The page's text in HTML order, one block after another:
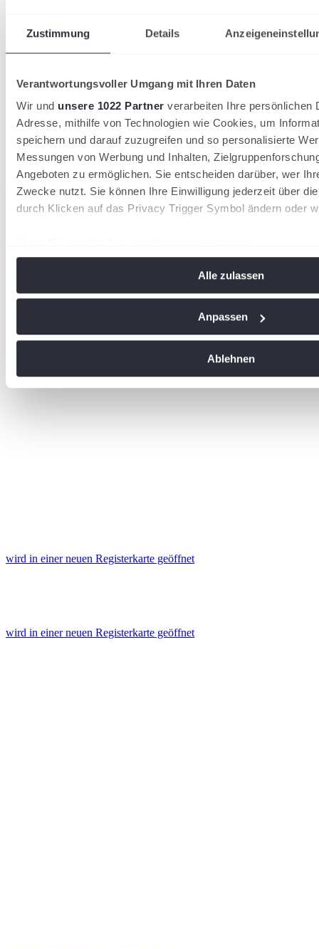
Zustimmung Details
Verantwortungsvoller Umgang mit Ihren Daten
Wir und unsere 1022 Partner verarbeiten Ihre persönlichen
Adresse, mithilfe von Technologien wie Cookies, um
speichern und darauf zuzugreifen und so personalisierte
Messungen von Werbung und Inhalten,
Angeboten zu ermöglichen. Sie entscheiden darüber, wer
Zwecke nutzt. Sie können Ihre Einwilligung jederzeit über
durch Klicken auf das Privacy Trigger Symbol ändern oder
Ihr Gerät durch aktives Scannen nach bestimmten
Erfahren Sie mehr darüber, wie Ihre persönlichen Daten
Alle zulassen
Anpassen
Ablehnen
wird in einer neuen Registerkarte geöffnet
OFFIZIELLE PARTNER
wird in einer neuen Registerkarte geöffnet
wird in einer neuen Registerkarte geöffnet